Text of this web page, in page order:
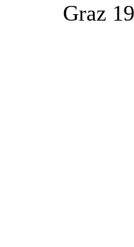
Graz